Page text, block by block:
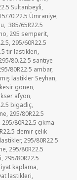
Sultanbeyli,
70.22.5 Ümraniye,
, 385/65R22.5
, 295 semperit,
, 295/60R22.5
tır lastikleri,
80.22.5 santiye
80R22.5 ambar,
lastikler Seyhan,
gönen,
afyon,
bigadiç,
, 295/80R22.5
, 295/80R22.5 çıkma
demir çelik
, 295/80R22.5
, 295/80R22.5
, 295/80R22.5
kaplama,
lastikleri,